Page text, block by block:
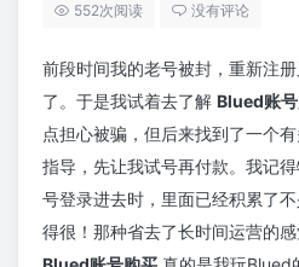
552次阅读 没有评论
前段时间我的老号被封，重新注
了。于是我试着去了解 Blued账
点担心被骗，但后来找到了一个
指导，先让我试号再付款。我记
号登录进去时，里面已经积累了
得很！那种省去了长时间运营的